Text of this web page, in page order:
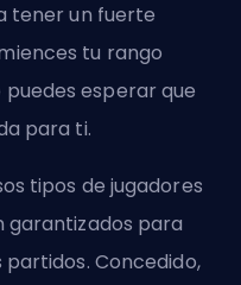
tener un fuerte
tu rango
esperar que
para ti.
tipos de jugadores
garantizados para
Concedido,